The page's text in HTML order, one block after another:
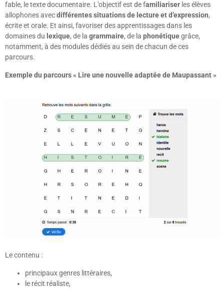
fable, le texte documentaire. L’objectif est de familiariser les élèves
allophones avecdifférentes situations de lecture et d’expression,
écrite et orale. Et ainsi, favoriser des apprentissages dans les
domaines du lexique, de la grammaire, de la phonétiquegrâce,
notamment, à des modules dédiés au sein de chacun de ces
parcours.
Exemple du parcours « Lire une nouvelle adaptée de Maupassant »
Le contenu :
principaux genres littéraires,
le récit réaliste,